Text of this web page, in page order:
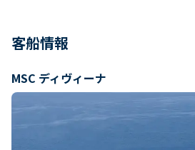
客船情報
MSC ディヴィーナ